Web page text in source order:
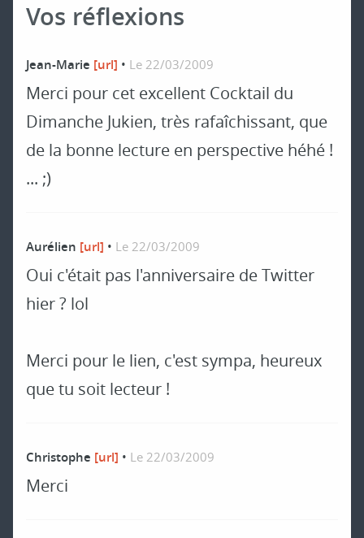
Vos réflexions
Jean-Marie [url] • Le 22/03/2009
Merci pour cet excellent Cocktail du
Dimanche Jukien, très rafaîchissant, que
de la bonne lecture en perspective héhé !
... ;)
Aurélien [url] • Le 22/03/2009
Oui c'était pas l'anniversaire de Twitter
hier ? lol
Merci pour le lien, c'est sympa, heureux
que tu soit lecteur !
Christophe [url] • Le 22/03/2009
Merci